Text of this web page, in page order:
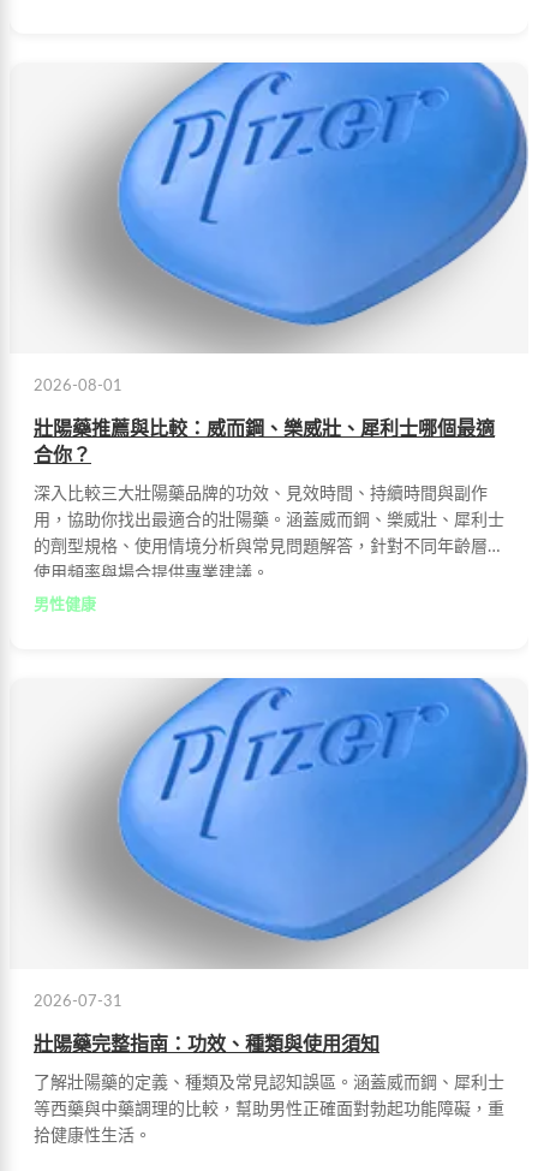
2026-08-01
壯陽藥推薦與比較：威而鋼、樂威壯、犀利士哪個最適
合你？
深入比較三大壯陽藥品牌的功效、見效時間、持續時間與副作
用，協助你找出最適合的壯陽藥。涵蓋威而鋼、樂威壯、犀利士
的劑型規格、使用情境分析與常見問題解答，針對不同年齡層、
使用頻率與場合提供專業建議。
男性健康
2026-07-31
壯陽藥完整指南：功效、種類與使用須知
了解壯陽藥的定義、種類及常見認知誤區。涵蓋威而鋼、犀利士
等西藥與中藥調理的比較，幫助男性正確面對勃起功能障礙，重
拾健康性生活。